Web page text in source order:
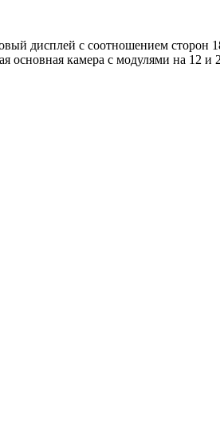
дисплей с соотношением сторон
камера с модулями на 12 и